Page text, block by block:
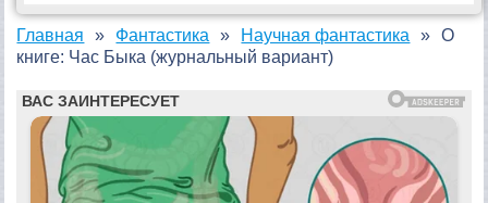
Главная Фантастика Научная фантастика
О
книге: Час Быка (журнальный вариант)